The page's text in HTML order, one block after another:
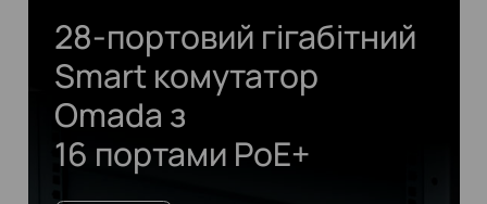
28-портовий гігабітний
Smart комутатор
Omada з
16 портами PoE+